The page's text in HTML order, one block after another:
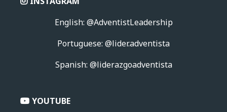
English: @AdventistLeadership
Portuguese: @lider.adventista
Spanish: @liderazgoadventista
YOUTUBE